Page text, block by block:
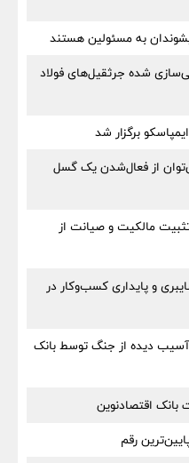
به مسئولین هستند
شده جرثقیل‌های فولاد
برگزار شد
از فعال‌شدن یک گسل
مالكیت و صیانت از
و پایداری کسب‌وکار در
دیده از جنگ توسط بانک